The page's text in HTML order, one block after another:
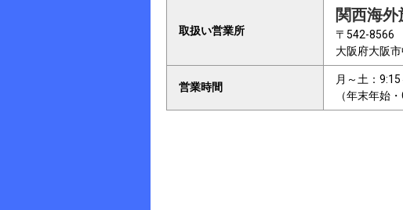
取扱い営業所
関西海
〒542-8566
大阪府大阪
営業時間
月～土：
（年末年始・